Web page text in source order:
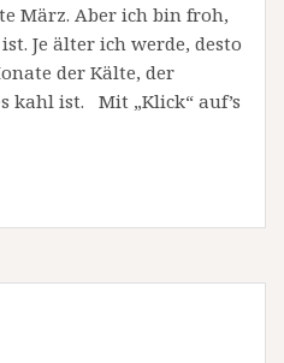
März. Aber ich bin froh,
Je älter ich werde, desto
der Kälte, der
kahl ist. Mit „Klick“ auf’s